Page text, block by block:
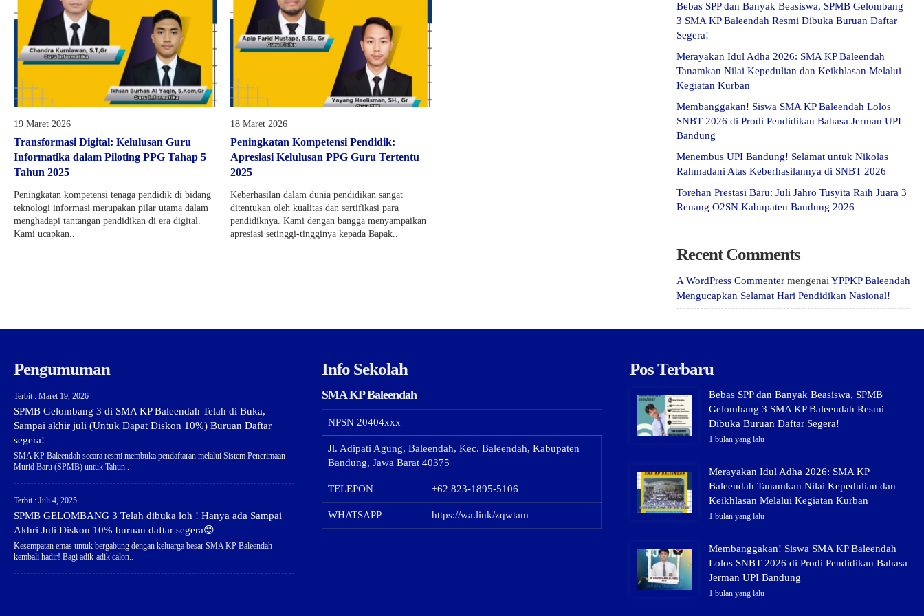
19 Maret 2026
Transformasi Digital: Kelulusan Guru
Informatika dalam Piloting PPG Tahap 5
Tahun 2025
Peningkatan kompetensi tenaga pendidik di bidang
teknologi informasi merupakan pilar utama dalam
menghadapi tantangan pendidikan di era digital.
Kami ucapkan..
18 Maret 2026
Peningkatan Kompetensi Pendidik:
Apresiasi Kelulusan PPG Guru Tertentu
2025
Keberhasilan dalam dunia pendidikan sangat
ditentukan oleh kualitas dan sertifikasi para
pendidiknya. Kami dengan bangga menyampaikan
apresiasi setinggi-tingginya kepada Bapak..
Bebas SPP dan Banyak Beasiswa, SPMB Gelombang
3 SMA KP Baleendah Resmi Dibuka Buruan Daftar
Segera!
Merayakan Idul Adha 2026: SMA KP Baleendah
Tanamkan Nilai Kepedulian dan Keikhlasan Melalui
Kegiatan Kurban
Membanggakan! Siswa SMA KP Baleendah Lolos
SNBT 2026 di Prodi Pendidikan Bahasa Jerman UPI
Bandung
Menembus UPI Bandung! Selamat untuk Nikolas
Rahmadani Atas Keberhasilannya di SNBT 2026
Torehan Prestasi Baru: Juli Jahro Tusyita Raih Juara 3
Renang O2SN Kabupaten Bandung 2026
Recent Comments
A WordPress Commenter mengenai YPPKP Baleendah
Mengucapkan Selamat Hari Pendidikan Nasional!
Pengumuman
Terbit : Maret 19, 2026
SPMB Gelombang 3 di SMA KP Baleendah Telah di Buka,
Sampai akhir juli (Untuk Dapat Diskon 10%) Buruan Daftar
segera!
SMA KP Baleendah secara resmi membuka pendaftaran melalui Sistem Penerimaan
Murid Baru (SPMB) untuk Tahun..
Terbit : Juli 4, 2025
SPMB GELOMBANG 3 Telah dibuka loh ! Hanya ada Sampai
Akhri Juli Diskon 10% buruan daftar segera😍
Kesempatan emas untuk bergabung dengan keluarga besar SMA KP Baleendah
kembali hadir! Bagi adik-adik calon..
Info Sekolah
SMA KP Baleendah
NPSN 20404xxx
Jl. Adipati Agung, Baleendah, Kec. Baleendah, Kabupaten
Bandung, Jawa Barat 40375
TELEPON +62 823-1895-5106
WHATSAPP https://wa.link/zqwtam
Pos Terbaru
Bebas SPP dan Banyak Beasiswa, SPMB
Gelombang 3 SMA KP Baleendah Resmi
Dibuka Buruan Daftar Segera!
1 bulan yang lalu
Merayakan Idul Adha 2026: SMA KP
Baleendah Tanamkan Nilai Kepedulian dan
Keikhlasan Melalui Kegiatan Kurban
1 bulan yang lalu
Membanggakan! Siswa SMA KP Baleendah
Lolos SNBT 2026 di Prodi Pendidikan Bahasa
Jerman UPI Bandung
1 bulan yang lalu